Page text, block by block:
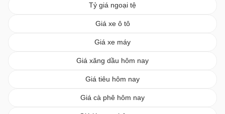
Tỷ giá ngoại tệ
Giá xe ô tô
Giá xe máy
Giá xăng dầu hôm nay
Giá tiêu hôm nay
Giá cà phê hôm nay